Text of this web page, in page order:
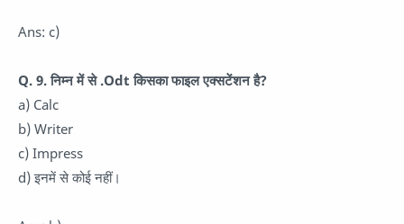
Ans: c)
Q. 9. निम्न में से .Odt किसका फाइल एक्सटेंशन है?
a) Calc
b) Writer
c) Impress
d) इनमें से कोई नहीं।